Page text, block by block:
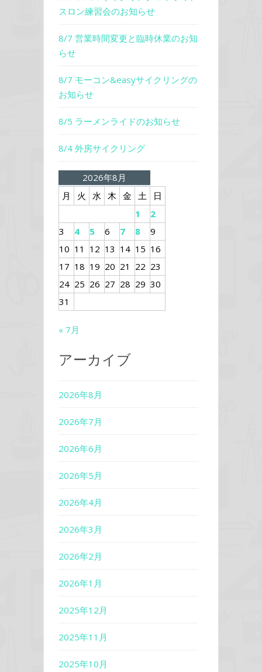
スロン練習会のお知らせ
8/7 営業時間変更と臨時休業のお知
らせ
8/7 モーコン&easyサイクリングの
お知らせ
8/5 ラーメンライドのお知らせ
8/4 外房サイクリング
2026年8月
月
火 水 木 金 土
日
1
2
3
4 5 6 7 8
9
10 11 12 13 14 15 16
17 18 19 20 21 22 23
24 25 26 27 28 29 30
31
« 7月
アーカイブ
2026年8月
2026年7月
2026年6月
2026年5月
2026年4月
2026年3月
2026年2月
2026年1月
2025年12月
2025年11月
2025年10月